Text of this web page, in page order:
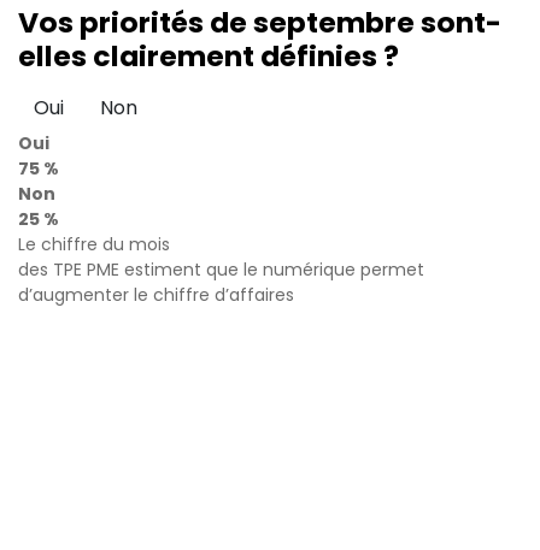
Vos priorités de septembre sont-
elles clairement définies ?
Oui Non
Oui
75 %
Non
25 %
Le chiffre du mois
des TPE PME estiment que le numérique permet
d’augmenter le chiffre d’affaires